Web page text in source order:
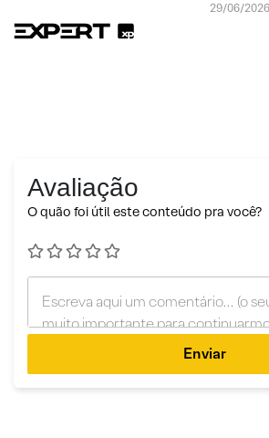
29/06/
Avaliação
O quão foi útil este conteúdo pra você?
Enviar